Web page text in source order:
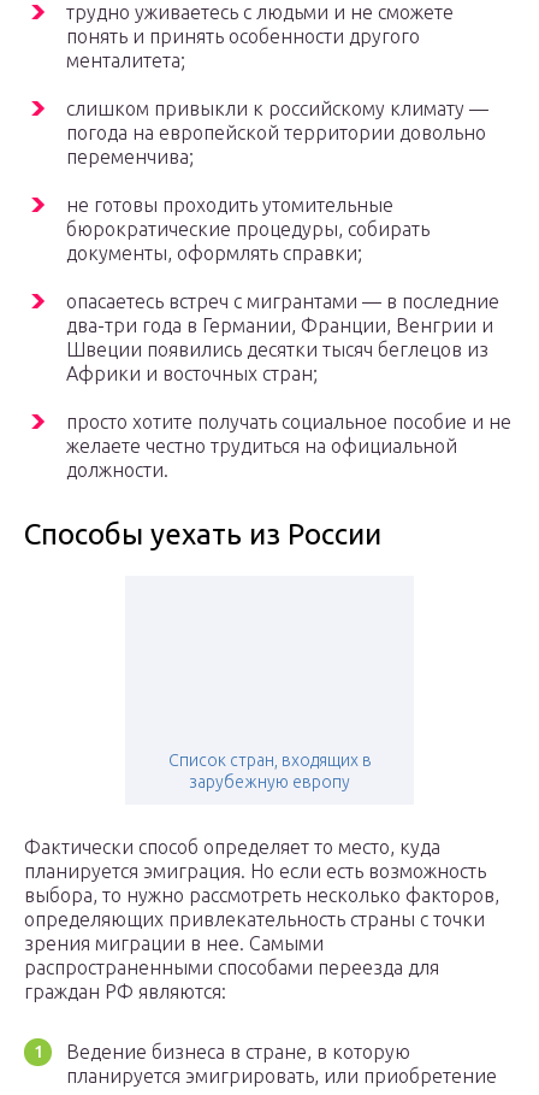
трудно уживаетесь с людьми и не сможете
понять и принять особенности другого
менталитета;
слишком привыкли к российскому климату —
погода на европейской территории довольно
переменчива;
не готовы проходить утомительные
бюрократические процедуры, собирать
документы, оформлять справки;
опасаетесь встреч с мигрантами — в последние
два-три года в Германии, Франции, Венгрии и
Швеции появились десятки тысяч беглецов из
Африки и восточных стран;
просто хотите получать социальное пособие и не
желаете честно трудиться на официальной
должности.
Способы уехать из России
Список стран, входящих в
зарубежную европу
Фактически способ определяет то место, куда
планируется эмиграция. Но если есть возможность
выбора, то нужно рассмотреть несколько факторов,
определяющих привлекательность страны с точки
зрения миграции в нее. Самыми
распространенными способами переезда для
граждан РФ являются:
Ведение бизнеса в стране, в которую
планируется эмигрировать, или приобретение